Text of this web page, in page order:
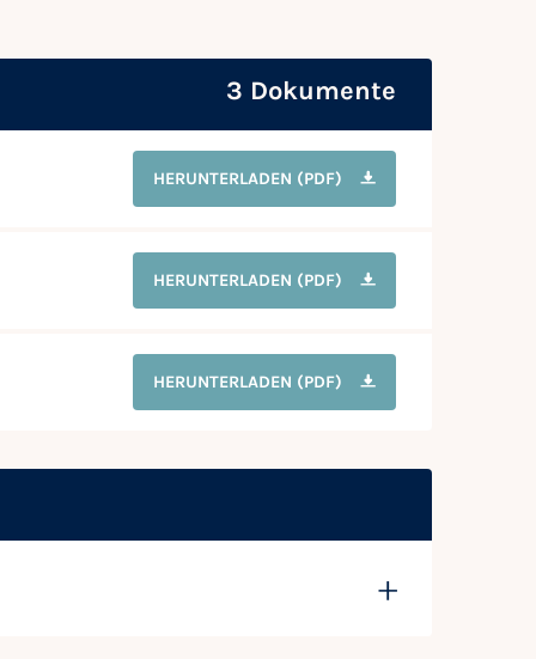
3 Dokumente
HERUNTERLADEN (PDF)
HERUNTERLADEN (PDF)
HERUNTERLADEN (PDF)